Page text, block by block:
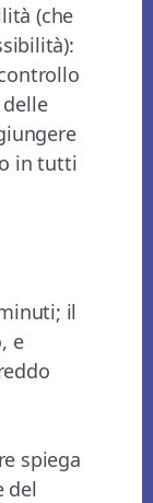
(che
in tutti
il
e
spiega
del